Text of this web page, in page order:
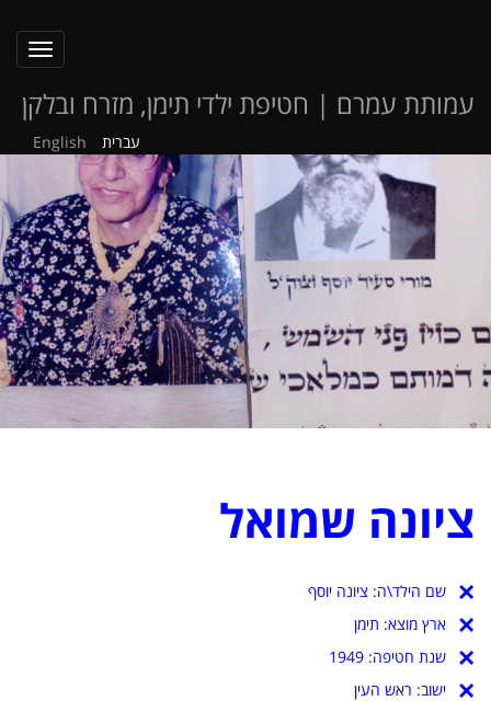
עמותת עמרם | חטיפת ילדי תימן, מזרח ובלקן
עברית English
ציונה שמואל
שם הילד\ה: ציונה יוסף
ארץ מוצא: תימן
שנת חטיפה: 1949
ישוב: ראש העין